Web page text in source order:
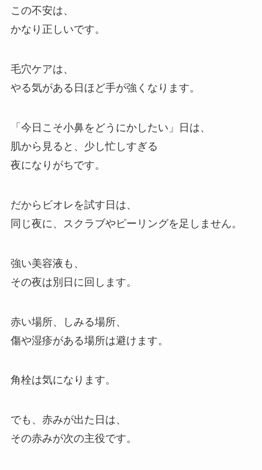
この不安は、
かなり正しいです。
毛穴ケアは、
やる気がある日ほど手が強くなります。
「今日こそ小鼻をどうにかしたい」日は、
肌から見ると、少し忙しすぎる
夜になりがちです。
だからビオレを試す日は、
同じ夜に、スクラブやピーリングを足しません。
強い美容液も、
その夜は別日に回します。
赤い場所、しみる場所、
傷や湿疹がある場所は避けます。
角栓は気になります。
でも、赤みが出た日は、
その赤みが次の主役です。